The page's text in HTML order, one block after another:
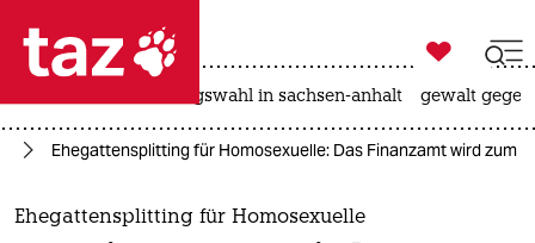
 taz zahl ich
taz zahl ich
themen

taz zahl ich
landtagswahl in sachsen-anhalt gewalt
Ehegattensplitting für Homosexuelle: Das Finanzamt wird zum
Ehegattensplitting für Homosexuelle